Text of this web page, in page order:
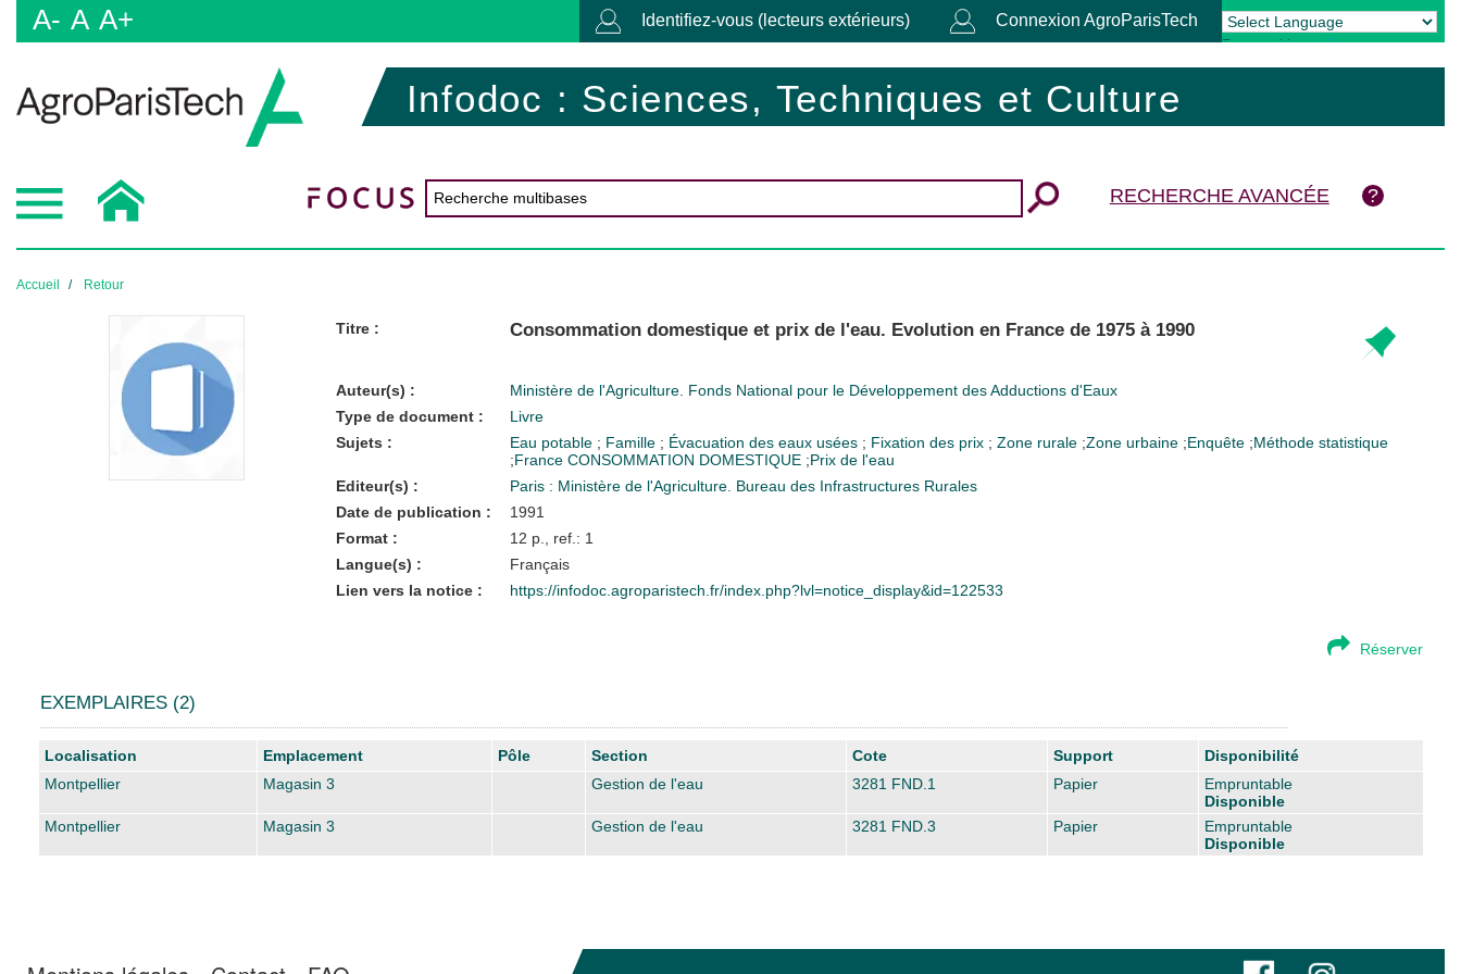
A- A A+ Identifiez-vous (lecteurs extérieurs) Connexion AgroParisTech
Powered by Translate
Infodoc : Sciences, Techniques et Culture
RECHERCHE AVANCÉE
Accueil Retour
Titre : Consommation domestique et prix de l'eau. Evolution en France de 1975 à 1990
Auteur(s) :
Ministère de l'Agriculture. Fonds National pour le Développement des Adductions d'Eaux
Type de document :
Livre
Sujets :
Eau potable ; Famille ; Évacuation des eaux usées ; Fixation des prix ; Zone rurale ;Zone urbaine ;Enquête ;Méthode statistique
;France CONSOMMATION DOMESTIQUE ;Prix de l'eau
Editeur(s) :
Paris : Ministère de l'Agriculture. Bureau des Infrastructures Rurales
Date de publication :
1991
Format :
12 p., ref.: 1
Langue(s) :
Français
Lien vers la notice :
https://infodoc.agroparistech.fr/index.php?lvl=notice_display&id=122533
Réserver
EXEMPLAIRES (2)
Liste des exemplaires
Localisation Emplacement Pôle Section Cote Support
Disponibilité
Montpellier
Magasin 3 Gestion de l'eau 3281 FND.1 Papier
Empruntable
Disponible
Montpellier
Magasin 3 Gestion de l'eau 3281 FND.3 Papier
Empruntable
Disponible